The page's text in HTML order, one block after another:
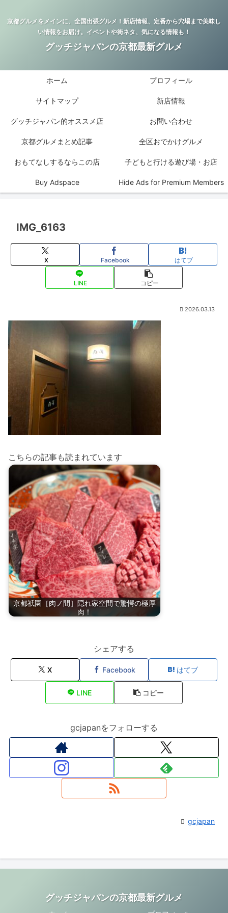
京都グルメをメインに、全国出張グルメ！新店情報、定番から穴場まで美味し
い情報をお届け。イベントや街ネタ、気になる情報も！
グッチジャパンの京都最新グルメ
ホーム プロフィール
サイトマップ 新店情報
グッチジャパン的オススメ店 お問い合わせ
京都グルメまとめ記事 全区おでかけグルメ
おもてなしするならこの店 子どもと行ける遊び場・お店
Buy Adspace Hide Ads for Premium Members
IMG_6163
X Facebook はてブ
LINE コピー
2026.03.13
こちらの記事も読まれています
京都祇園［肉ノ間］隠れ家空間で驚愕の極厚
肉！
シェアする
X Facebook はてブ
LINE コピー
gcjapanをフォローする
gcjapan
グッチジャパンの京都最新グルメ